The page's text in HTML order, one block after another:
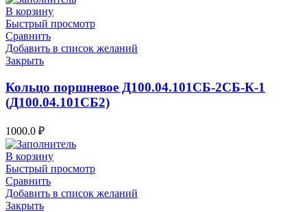
В корзину
Быстрый просмотр
Сравнить
Добавить в список желаний
Закрыть
Кольцо поршневое Д100.04.101СБ-2СБ-К-1
(Д100.04.101СБ2)
1000.0 ₽
В корзину
Быстрый просмотр
Сравнить
Добавить в список желаний
Закрыть